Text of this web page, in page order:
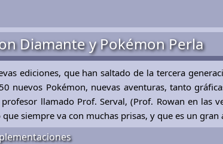
Diamante y Pokémon Perla
ediciones, que han saltado de la tercera
nuevos Pokémon, nuevas aventuras, tanto
llamado Prof. Serval, (Prof. Rowan en las
siempre va con muchas prisas, y que es un gran